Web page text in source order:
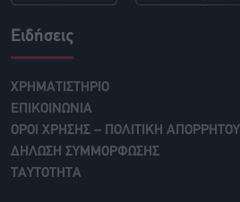
Ειδήσεις
ΧΡΗΜΑΤΙΣΤΗΡΙΟ
ΕΠΙΚΟΙΝΩΝΙΑ
ΟΡΟΙ ΧΡΗΣΗΣ – ΠΟΛΙΤΙΚΗ ΑΠΟΡΡΗΤΟΥ
ΔΗΛΩΣΗ ΣΥΜΜΟΡΦΩΣΗΣ
ΤΑΥΤΟΤΗΤΑ